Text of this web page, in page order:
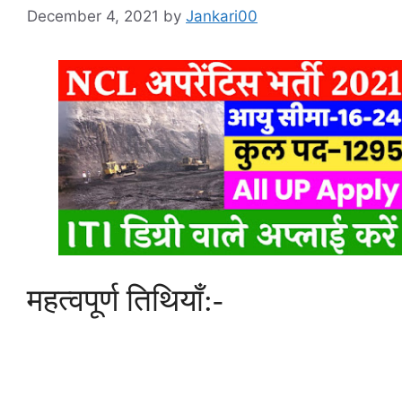
December 4, 2021 by Jankari00
महत्वपूर्ण तिथियाँ:-